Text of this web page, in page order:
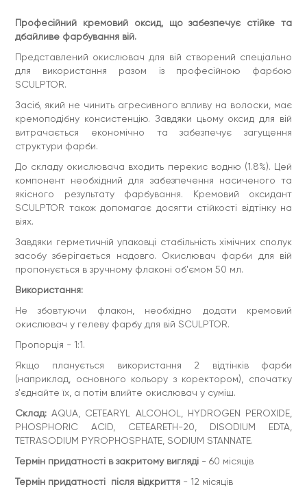
Не збовтуючи флакон, необхідно додати кремовий
окислювач у гелеву фарбу для вій SCULPTOR.
Якщо планується використання 2 відтінків фарби
(наприклад, основного кольору з коректором), спочатку
з'єднайте їх, а потім влийте окислювач у суміш.
Склад:AQUA, CETEARYL ALCOHOL, HYDROGEN PEROXIDE,
PHOSPHORIC ACID, CETEARETH-20, DISODIUM EDTA,
TETRASODIUM PYROPHOSPHATE, SODIUM STANNATE.
Термін придатності в закритому вигляді
Термін придатності після відкриття- 12 місяців
Професійний кремовий оксид, що забезпечує стійке та
дбайливе фарбування вій.
Представлений окислювач для вій створений спеціально
для використання разом із професійною фарбою
SCULPTOR.
Засіб, який не чинить агресивного впливу на волоски, має
кремоподібну консистенцію. Завдяки цьому оксид для вій
витрачається економічно та забезпечує загущення
структури фарби.
До складу окислювача входить перекис водню (1.8%). Цей
компонент необхідний для забезпечення насиченого та
якісного результату фарбування. Кремовий оксидант
SCULPTOR також допомагає досягти стійкості відтінку на
віях.
Завдяки герметичній упаковці стабільність хімічних сполук
засобу зберігається надовго. Окислювач фарби для вій
пропонується в зручному флаконі об'ємом 50 мл.
Використання:
Не збовтуючи флакон, необхідно додати кремовий
окислювач у гелеву фарбу для вій SCULPTOR.
Пропорція - 1:1.
Якщо планується використання 2 відтінків фарби
(наприклад, основного кольору з коректором), спочатку
з'єднайте їх, а потім влийте окислювач у суміш.
Склад: AQUA, CETEARYL ALCOHOL, HYDROGEN PEROXIDE,
PHOSPHORIC ACID, CETEARETH-20, DISODIUM EDTA,
TETRASODIUM PYROPHOSPHATE, SODIUM STANNATE.
Термін придатності в закритому вигляді - 60 місяців
Термін придатності після відкриття - 12 місяців